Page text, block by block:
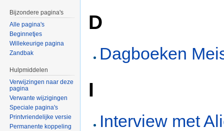
D
Dagboeken
I
Interview met
Bijzondere pagina's
Alle pagina's
Beginnetjes
Willekeurige pagina
Zandbak
Hulpmiddelen
Verwijzingen naar deze
pagina
Verwante wijzigingen
Speciale pagina's
Printvriendelijke versie
Permanente koppeling